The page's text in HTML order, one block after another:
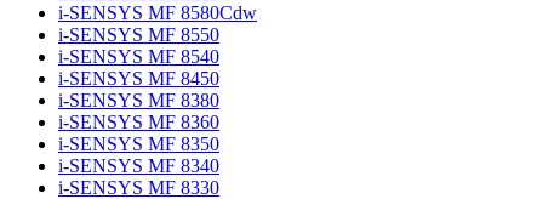
i-SENSYS MF 8580Cdw
i-SENSYS MF 8550
i-SENSYS MF 8540
i-SENSYS MF 8450
i-SENSYS MF 8380
i-SENSYS MF 8360
i-SENSYS MF 8350
i-SENSYS MF 8340
i-SENSYS MF 8330